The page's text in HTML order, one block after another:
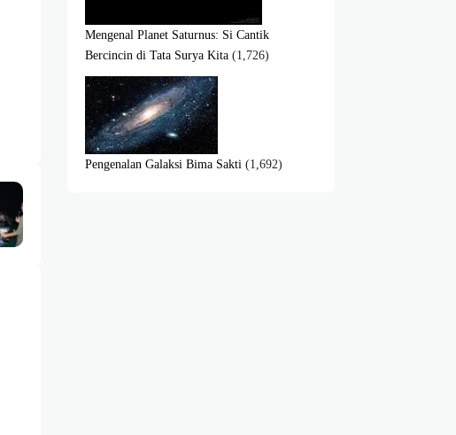
Mengenal Planet Saturnus: Si Cantik
Bercincin di Tata Surya Kita (1,726)
Pengenalan Galaksi Bima Sakti (1,692)